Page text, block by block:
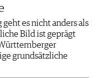
es nicht anders als
Bild ist geprägt
grundsätzliche